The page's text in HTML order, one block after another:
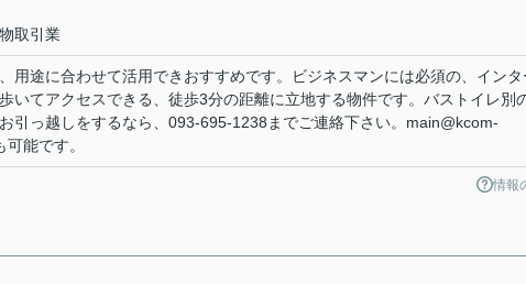
取引業
用途に合わせて活用できおすすめです。ビジネスマンには必須の、インタ
いてアクセスできる、徒歩3分の距離に立地する物件です。バストイレ別
引っ越しをするなら、093-695-1238までご連絡下さい。main@kcom-
能です。
情報